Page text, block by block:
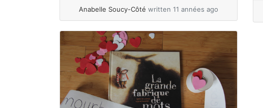
read more
Anabelle Soucy-Côté written 11 années ago